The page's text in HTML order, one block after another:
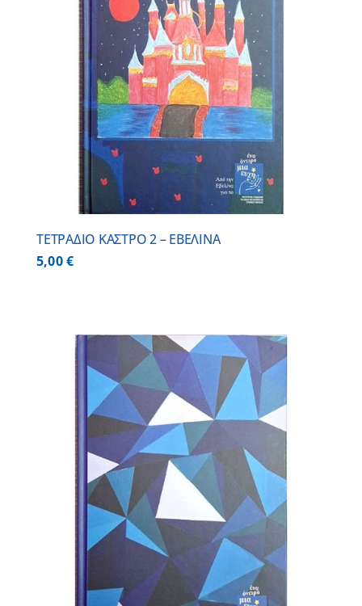
ΤΕΤΡΑΔΙΟ ΚΑΣΤΡΟ 2 – ΕΒΕΛΙΝΑ
5,00€